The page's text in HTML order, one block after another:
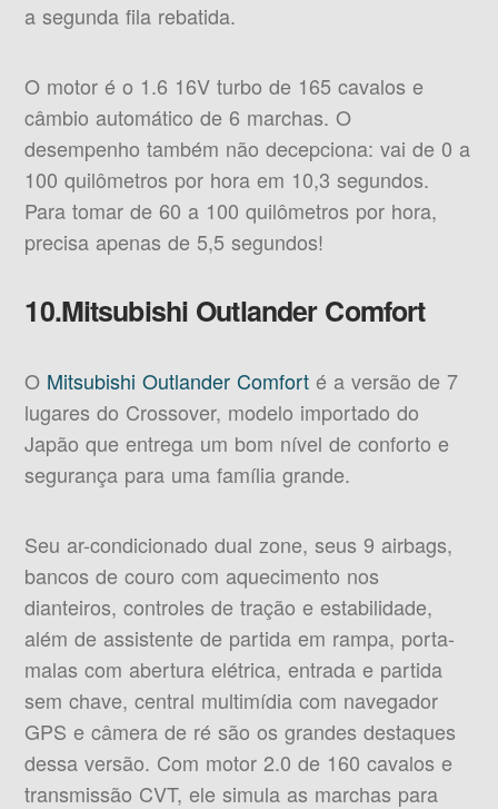
a segunda fila rebatida.
O motor é o 1.6 16V turbo de 165 cavalos e
câmbio automático de 6 marchas. O
desempenho também não decepciona: vai de 0 a
100 quilômetros por hora em 10,3 segundos.
Para tomar de 60 a 100 quilômetros por hora,
precisa apenas de 5,5 segundos!
10.Mitsubishi Outlander Comfort
O Mitsubishi Outlander Comfort é a versão de 7
lugares do Crossover, modelo importado do
Japão que entrega um bom nível de conforto e
segurança para uma família grande.
Seu ar-condicionado dual zone, seus 9 airbags,
bancos de couro com aquecimento nos
dianteiros, controles de tração e estabilidade,
além de assistente de partida em rampa, porta-
malas com abertura elétrica, entrada e partida
sem chave, central multimídia com navegador
GPS e câmera de ré são os grandes destaques
dessa versão. Com motor 2.0 de 160 cavalos e
transmissão CVT, ele simula as marchas para